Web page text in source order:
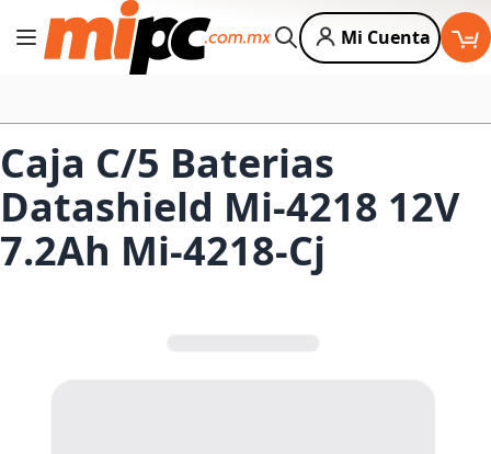
Cambiar Nav
Buscar
Mi Cuenta
Caja C/5 Baterias
Datashield Mi-4218 12V
7.2Ah Mi-4218-Cj